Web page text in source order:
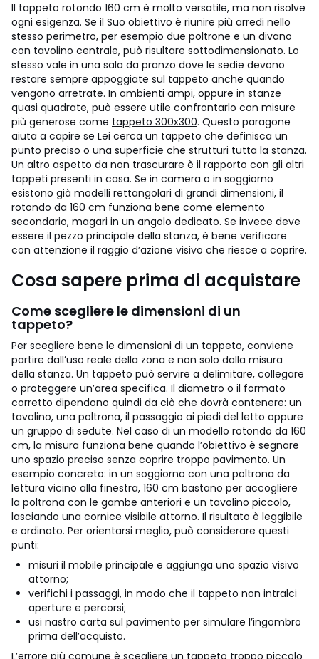
Il tappeto rotondo 160 cm è molto versatile, ma non risolve
ogni esigenza. Se il Suo obiettivo è riunire più arredi nello
stesso perimetro, per esempio due poltrone e un divano
con tavolino centrale, può risultare sottodimensionato. Lo
stesso vale in una sala da pranzo dove le sedie devono
restare sempre appoggiate sul tappeto anche quando
vengono arretrate. In ambienti ampi, oppure in stanze
quasi quadrate, può essere utile confrontarlo con misure
più generose come tappeto 300x300. Questo paragone
aiuta a capire se Lei cerca un tappeto che definisca un
punto preciso o una superficie che strutturi tutta la stanza.
Un altro aspetto da non trascurare è il rapporto con gli altri
tappeti presenti in casa. Se in camera o in soggiorno
esistono già modelli rettangolari di grandi dimensioni, il
rotondo da 160 cm funziona bene come elemento
secondario, magari in un angolo dedicato. Se invece deve
essere il pezzo principale della stanza, è bene verificare
con attenzione il raggio d’azione visivo che riesce a coprire.
Cosa sapere prima di acquistare
Come scegliere le dimensioni di un
tappeto?
Per scegliere bene le dimensioni di un tappeto, conviene
partire dall’uso reale della zona e non solo dalla misura
della stanza. Un tappeto può servire a delimitare, collegare
o proteggere un’area specifica. Il diametro o il formato
corretto dipendono quindi da ciò che dovrà contenere: un
tavolino, una poltrona, il passaggio ai piedi del letto oppure
un gruppo di sedute. Nel caso di un modello rotondo da 160
cm, la misura funziona bene quando l’obiettivo è segnare
uno spazio preciso senza coprire troppo pavimento. Un
esempio concreto: in un soggiorno con una poltrona da
lettura vicino alla finestra, 160 cm bastano per accogliere
la poltrona con le gambe anteriori e un tavolino piccolo,
lasciando una cornice visibile attorno. Il risultato è leggibile
e ordinato. Per orientarsi meglio, può considerare questi
punti:
misuri il mobile principale e aggiunga uno spazio visivo
attorno;
verifichi i passaggi, in modo che il tappeto non intralci
aperture e percorsi;
usi nastro carta sul pavimento per simulare l’ingombro
prima dell’acquisto.
L’errore più comune è scegliere un tappeto troppo piccolo